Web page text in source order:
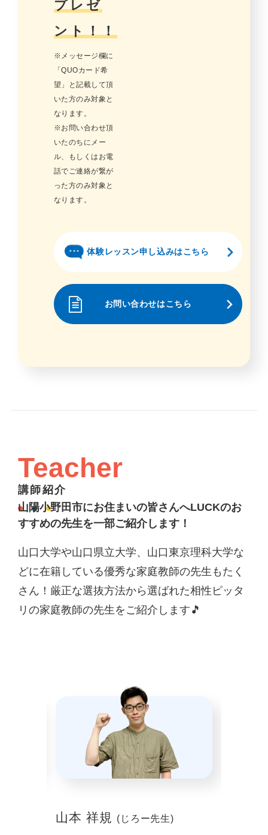
プレゼ
ント！！
※メッセージ欄に
「QUOカード希
望」と記載して頂
いた方のみ対象と
なります。
※お問い合わせ頂
いたのちにメー
ル、もしくはお電
話でご連絡が繋が
った方のみ対象と
なります。
体験レッスン申し込みはこちら
お問い合わせはこちら
Teacher
講師紹介
山陽小野田市にお住まいの皆さんへLUCKのお
すすめの先生を一部ご紹介します！
山口大学や山口県立大学、山口東京理科大学な
どに在籍している優秀な家庭教師の先生もたく
さん！厳正な選抜方法から選ばれた相性ピッタ
リの家庭教師の先生をご紹介します🎵
山本 祥規 (じろー先生)